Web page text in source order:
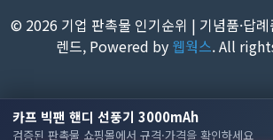
카프 빅팬 핸디 선풍기 3000mAh
검증된 판촉물 쇼핑몰에서 규격·가격을 확인하세요
© 2026 기업 판촉물 인기순위 | 기념품·답례
렌드, Powered by 웹웍스. All